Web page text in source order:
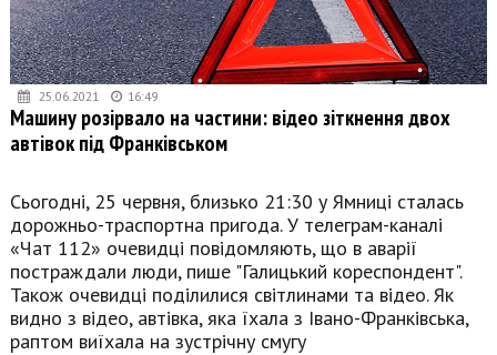
25.06.2021 16:49
Машину розірвало на частини: відео зіткнення двох
автівок під Франківськом
Сьогодні, 25 червня, близько 21:30 у Ямниці сталась
дорожньо-траспортна пригода. У телеграм-каналі
«Чат 112» очевидці повідомляють, що в аварії
постраждали люди, пише "Галицький кореспондент".
Також очевидці поділилися світлинами та відео. Як
видно з відео, автівка, яка їхала з Івано-Франківська,
раптом виїхала на зустрічну смугу